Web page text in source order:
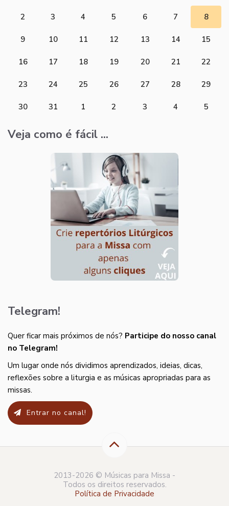
2 3 4 5 6 7 8
9 10 11 12 13 14 15
16 17 18 19 20 21 22
23 24 25 26 27 28 29
30 31 1 2 3 4 5
Veja como é fácil ...
Telegram!
Quer ficar mais próximos de nós? Participe do nosso canal
no Telegram!
Um lugar onde nós dividimos aprendizados, ideias, dicas,
reflexões sobre a liturgia e as músicas apropriadas para as
missas.
Entrar no canal!
2013-2026 © Músicas para Missa -
Todos os direitos reservados.
Política de Privacidade